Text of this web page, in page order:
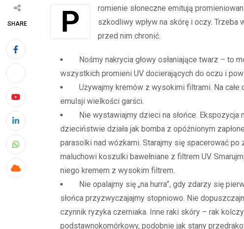
SHARE
Youtube
LinkedIn
Whatsapp
Cloud
Promienie słoneczne emitują promieniowanie ultrafioletowe (UV), które ma
szkodliwy wpływ na skórę i oczy. Trzeba
przed nim chronić.
Nośmy nakrycia głowy osłaniające twarz – to
wszystkich promieni UV docierających do oczu i
Używajmy kremów z wysokimi filtrami. Na całe
emulsji wielkości garści.
Nie wystawiajmy dzieci na słońce. Ekspozycja
dzieciństwie działa jak bomba z opóźnionym
parasolki nad wózkami. Starajmy się spacerować po
maluchowi koszulki bawełniane z filtrem UV.
niego kremem z wysokim filtrem.
Nie opalajmy się „na hurra”, gdy zdarzy się
słońca przyzwyczajajmy stopniowo. Nie
czynnik ryzyka czerniaka. Inne raki skóry – rak
podstawnokomórkowy, podobnie jak stany